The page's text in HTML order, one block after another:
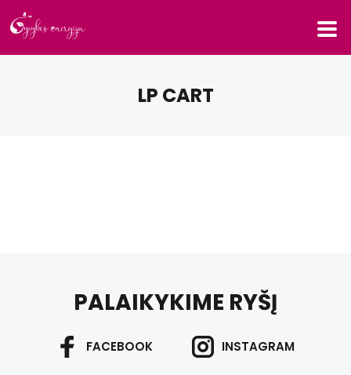
LP CART
PALAIKYKIME RYŠĮ
FACEBOOK INSTAGRAM